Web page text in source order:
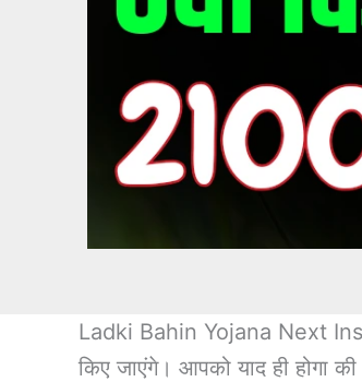
Ladki Bahin Yojana Next
किए जाएंगे। आपको याद ही होगा